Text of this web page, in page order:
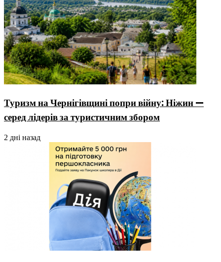
Туризм на Чернігівщині попри війну: Ніжин —
серед лідерів за туристичним збором
2 дні назад